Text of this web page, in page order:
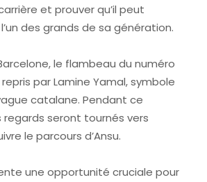
et prouver qu’il peut
des grands de sa génération.
le flambeau du numéro
par Lamine Yamal, symbole
catalane. Pendant ce
seront tournés vers
le parcours d’Ansu.
une opportunité cruciale pour